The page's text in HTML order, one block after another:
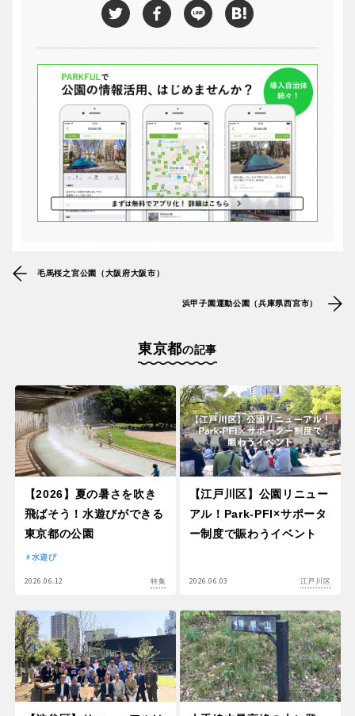
毛馬桜之宮公園（大阪府大阪市）
浜甲子園運動公園（兵庫県西宮市）
東京都の記事
【2026】夏の暑さを吹き
飛ばそう！水遊びができる
東京都の公園
水遊び
2026.06.12 特集
【江戸川区】公園リニュー
アル！Park-PFI×サポータ
ー制度で賑わうイベント
2026.06.03 江戸川区